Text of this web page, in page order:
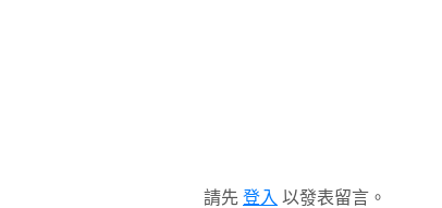
請先 登入 以發表留言。